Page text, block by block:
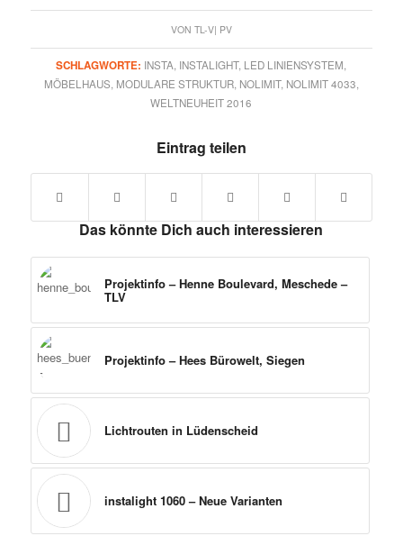
VON TL-V| PV
SCHLAGWORTE: INSTA INSTALIGHT, LED LINIENSYSTEM
MÖBELHAUS MODULARE STRUKTUR, NOLIMIT, NOLIMIT 4033
WELTNEUHEIT 2016
Eintrag teilen
Das könnte Dich auch interessieren
Projektinfo – Henne Boulevard, Meschede –
TLV
Projektinfo – Hees Bürowelt, Siegen
Lichtrouten in Lüdenscheid
instalight 1060 – Neue Varianten